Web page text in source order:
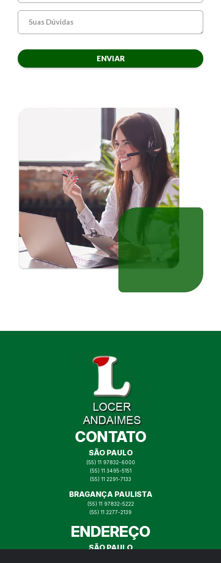
ENVIAR
CONTATO
SÃO PAULO
(55) 11 97832-6000
(55) 11 3495-5151
(55) 11 2291-7133
BRAGANÇA PAULISTA
(55) 11 97832-5222
(55) 11 2277-2139
ENDEREÇO
SÃO PAULO